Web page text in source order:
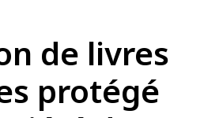
de livres
protégé